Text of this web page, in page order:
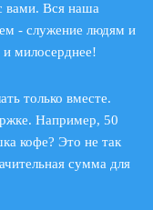
вами. Вся наша
- служение людям и
и милосерднее!
только вместе.
Например, 50
кофе? Это не так
сумма для